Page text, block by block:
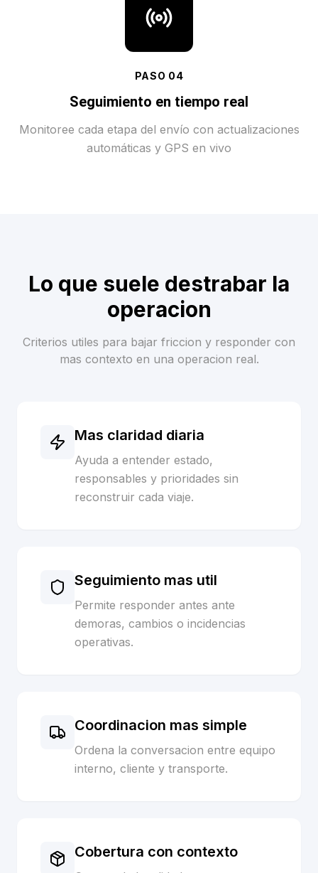
PASO 04
Seguimiento en tiempo real
Monitoree cada etapa del envío con actualizaciones
automáticas y GPS en vivo
Lo que suele destrabar la
operacion
Criterios utiles para bajar friccion y responder con
mas contexto en una operacion real.
Mas claridad diaria
Ayuda a entender estado,
responsables y prioridades sin
reconstruir cada viaje.
Seguimiento mas util
Permite responder antes ante
demoras, cambios o incidencias
operativas.
Coordinacion mas simple
Ordena la conversacion entre equipo
interno, cliente y transporte.
Cobertura con contexto